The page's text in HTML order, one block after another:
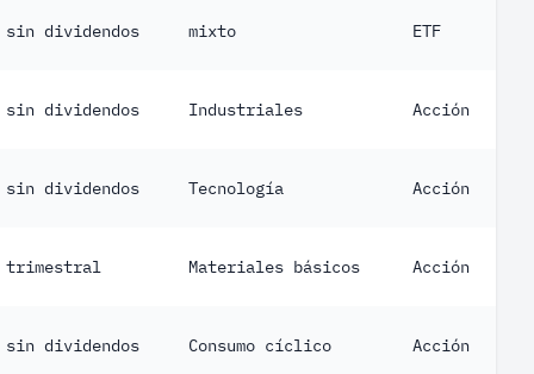
sin dividendos mixto ETF
sin dividendos Industriales Acción
sin dividendos Tecnología Acción
trimestral Materiales básicos Acción
sin dividendos Consumo cíclico Acción